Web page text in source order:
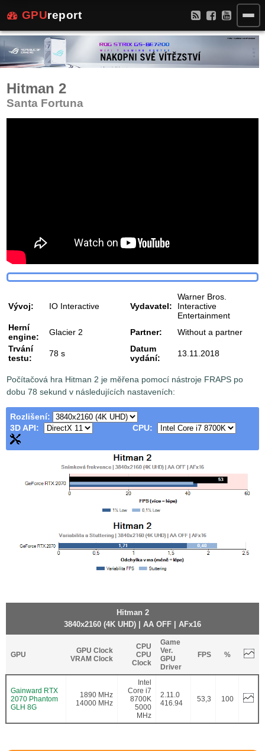
GPUreport
Hitman 2
Santa Fortuna
Vývoj: IO Interactive Vydavatel:
Warner Bros.
Interactive
Entertainment
Herní
engine:
Glacier 2 Partner:
Without a partner
Trvání
testu:
78 s
Datum
vydání:
13.11.2018
Počítačová hra Hitman 2 je měřena pomocí nástroje FRAPS po
dobu 78 sekund v následujících nastaveních:
Rozlišení:
3D API:
CPU:
Hitman 2
3840x2160 (4K UHD) | AA OFF | AFx16
GPU
GPU Clock
VRAM Clock
CPU
CPU
Clock
Game
Ver.
GPU
Driver
FPS %
Gainward RTX
2070 Phantom
GLH 8G
1890 MHz
14000 MHz
Intel
Core i7
8700K
5000
MHz
2.11.0
416.94
53,3 100